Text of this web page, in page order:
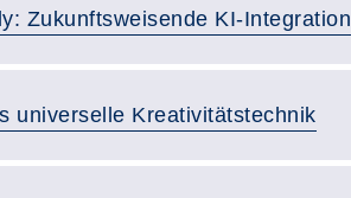
Zukunftsweisende KI-Integration
universelle Kreativitätstechnik